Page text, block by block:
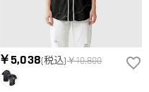
￥5,038(税込)￥10,800